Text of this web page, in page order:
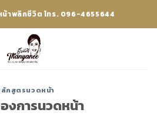
าพลิกชีวิต โทร. 096-4655644
กสูตรนวดหน้า
งการนวดหน้า